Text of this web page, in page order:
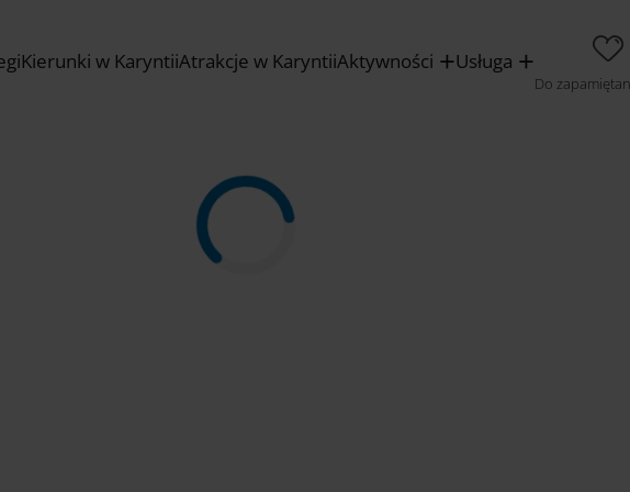
Kierunki w KaryntiiAtrakcje w KaryntiiAktywności Usługa
Do